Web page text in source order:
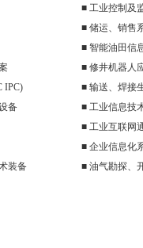
IPC)
备
装备
■ 工业控制及
■ 储运、销售
■ 智能油田信
■ 修井机器人
■ 输送、焊接
■ 工业信息技
■ 工业互联网
■ 企业信息化
■ 油气勘探、